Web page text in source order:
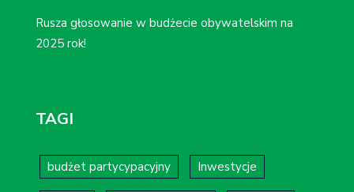
Rusza głosowanie w budżecie obywatelskim na
2025 rok!
TAGI
budżet partycypacyjny Inwestycje